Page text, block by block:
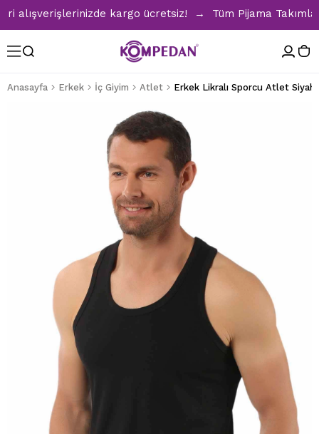
kargo ücretsiz! → Tüm Pijama
Anasayfa Erkek İç Giyim Atlet Erkek Likralı Sporcu Atlet Siyah